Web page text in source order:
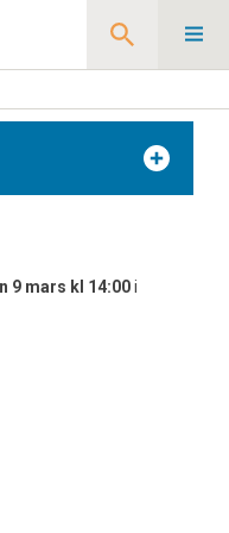
Sök
9 mars kl 14:00i